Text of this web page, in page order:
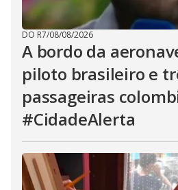
DO R7/08/08/2026
A bordo da
piloto brasileiro e
passageiras
#CidadeAlerta